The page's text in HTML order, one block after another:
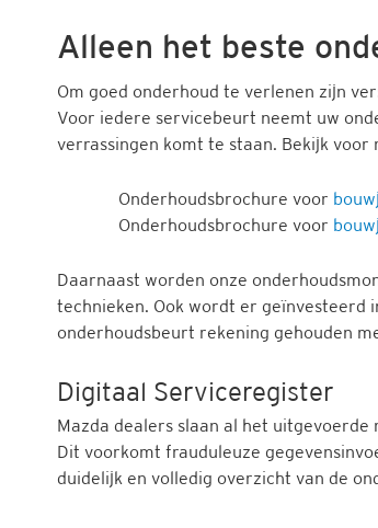
Alleen het beste
Om goed onderhoud te verlenen zijn
Voor iedere servicebeurt neemt uw
verrassingen komt te staan. Bekijk
Onderhoudsbrochure voor
Onderhoudsbrochure voor
Daarnaast worden onze
technieken. Ook wordt er geïnvesteerd
onderhoudsbeurt rekening gehouden
Digitaal Serviceregister
Mazda dealers slaan al het
Dit voorkomt frauduleuze
duidelijk en volledig overzicht van de